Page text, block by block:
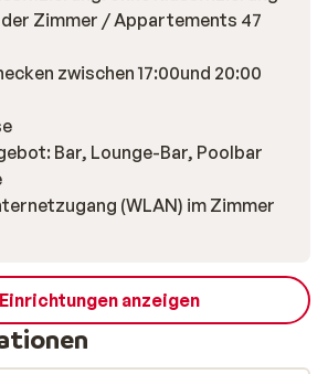
Zimmer / Appartements 47
zwischen 17:00und 20:00
Bar, Lounge-Bar, Poolbar
(WLAN) im Zimmer
anzeigen